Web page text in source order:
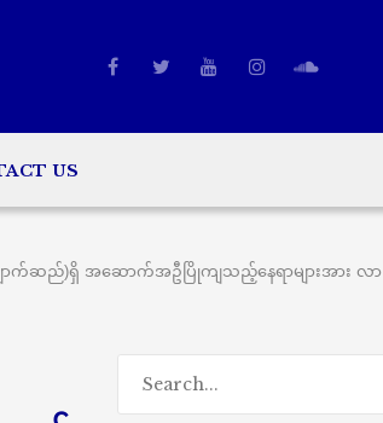
US
ဆည်)ရှိ အဆောက်အဦပြိုကျသည့်နေရာများအား လာ